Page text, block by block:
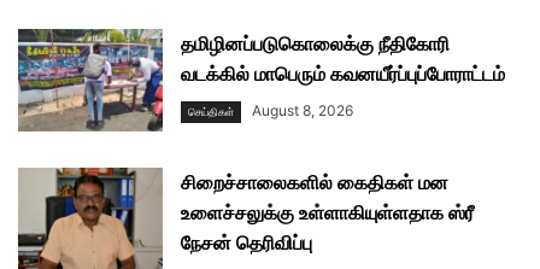
தமிழினப்படுகொலைக்கு நீதிகோரி
வடக்கில் மாபெரும் கவனயீர்ப்புப்போராட்டம்
செய்திகள் August 8, 2026
சிறைச்சாலைகளில் கைதிகள் மன
உளைச்சலுக்கு உள்ளாகியுள்ளதாக ஸ்ரீ
நேசன் தெரிவிப்பு